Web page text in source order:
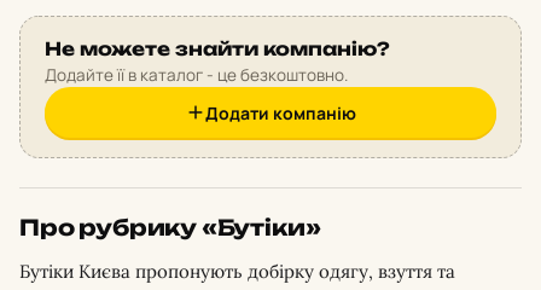
Не можете знайти компанію?
Додайте її в каталог - це безкоштовно.
Додати компанію
Про рубрику «Бутіки»
Бутіки Києва пропонують добірку одягу, взуття та